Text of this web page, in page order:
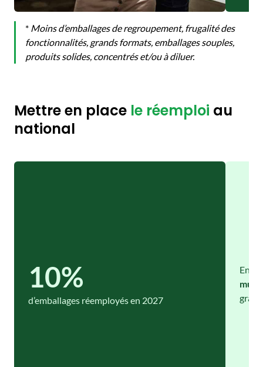
* Moins d’emballages de regroupement, frugalité des
fonctionnalités, grands formats, emballages souples,
produits solides, concentrés et/ou à diluer.
Mettre en place le réemploi au
national
10%
d’emballages réemployés en 2027
En